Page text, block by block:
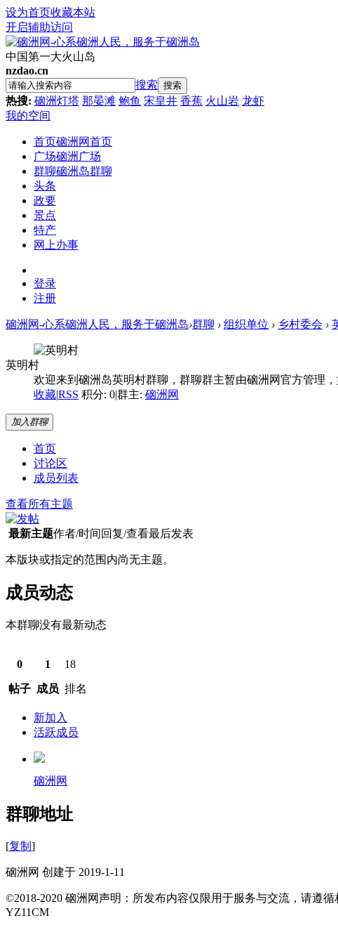
设为首页收藏本站
开启辅助访问
中国第一大火山岛
nzdao.cn
搜索 搜索
热搜: 硇洲灯塔 那晏滩 鲍鱼 宋皇井 香蕉 火山岩 龙虾
我的空间
首页硇洲网首页
广场硇洲广场
群聊硇洲岛群聊
头条
政要
景点
特产
网上办事
登录
注册
硇洲网-心系硇洲人民，服务于硇洲岛›群聊 › 组织单位 › 乡村委会 ›
英明村
欢迎来到硇洲岛英明村群聊，群聊群主暂由硇洲网官方管理
收藏|RSS 积分: 0|群主: 硇洲网
加入群聊
首页
讨论区
成员列表
查看所有主题
最新主题作者/时间 回复/查看最后发表
本版块或指定的范围内尚无主题。
成员动态
本群聊没有最新动态
0
帖子
1
成员
18
排名
新加入
活跃成员
硇洲网
群聊地址
[复制 ]
硇洲网 创建于 2019-1-11
©2018-2020 硇洲网声明：所发布内容仅限用于服务与交流，请遵
YZ11CM